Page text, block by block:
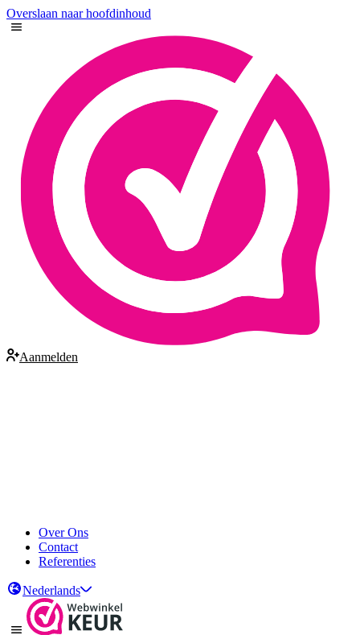
Overslaan naar hoofdinhoud
Aanmelden
Over Ons
Contact
Referenties
Nederlands